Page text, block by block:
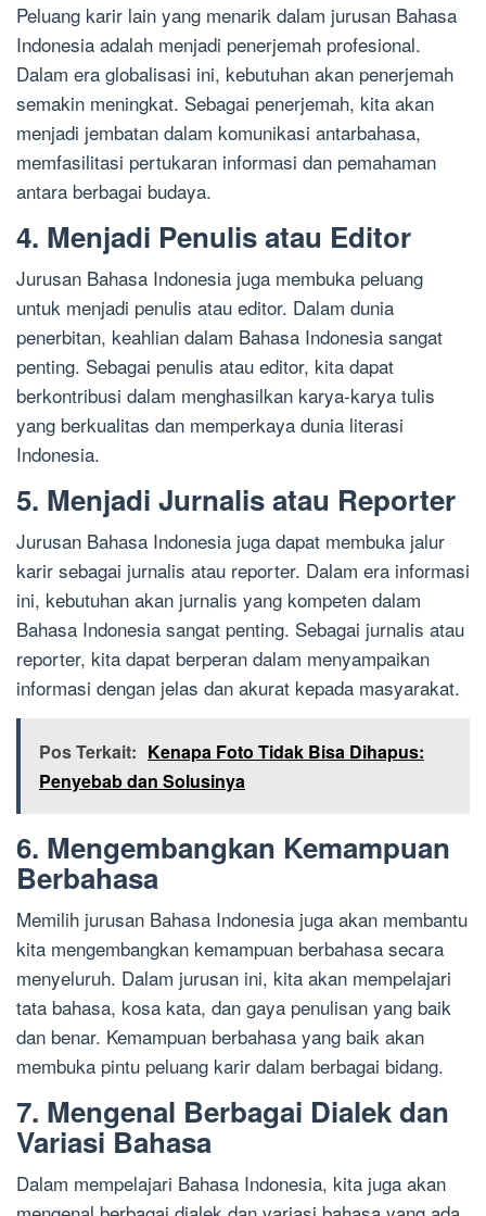
Peluang karir lain yang menarik dalam jurusan Bahasa
Indonesia adalah menjadi penerjemah profesional.
Dalam era globalisasi ini, kebutuhan akan penerjemah
semakin meningkat. Sebagai penerjemah, kita akan
menjadi jembatan dalam komunikasi antarbahasa,
memfasilitasi pertukaran informasi dan pemahaman
antara berbagai budaya.
4. Menjadi Penulis atau Editor
Jurusan Bahasa Indonesia juga membuka peluang
untuk menjadi penulis atau editor. Dalam dunia
penerbitan, keahlian dalam Bahasa Indonesia sangat
penting. Sebagai penulis atau editor, kita dapat
berkontribusi dalam menghasilkan karya-karya tulis
yang berkualitas dan memperkaya dunia literasi
Indonesia.
5. Menjadi Jurnalis atau Reporter
Jurusan Bahasa Indonesia juga dapat membuka jalur
karir sebagai jurnalis atau reporter. Dalam era informasi
ini, kebutuhan akan jurnalis yang kompeten dalam
Bahasa Indonesia sangat penting. Sebagai jurnalis atau
reporter, kita dapat berperan dalam menyampaikan
informasi dengan jelas dan akurat kepada masyarakat.
Pos Terkait: Kenapa Foto Tidak Bisa Dihapus:
Penyebab dan Solusinya
6. Mengembangkan Kemampuan
Berbahasa
Memilih jurusan Bahasa Indonesia juga akan membantu
kita mengembangkan kemampuan berbahasa secara
menyeluruh. Dalam jurusan ini, kita akan mempelajari
tata bahasa, kosa kata, dan gaya penulisan yang baik
dan benar. Kemampuan berbahasa yang baik akan
membuka pintu peluang karir dalam berbagai bidang.
7. Mengenal Berbagai Dialek dan
Variasi Bahasa
Dalam mempelajari Bahasa Indonesia, kita juga akan